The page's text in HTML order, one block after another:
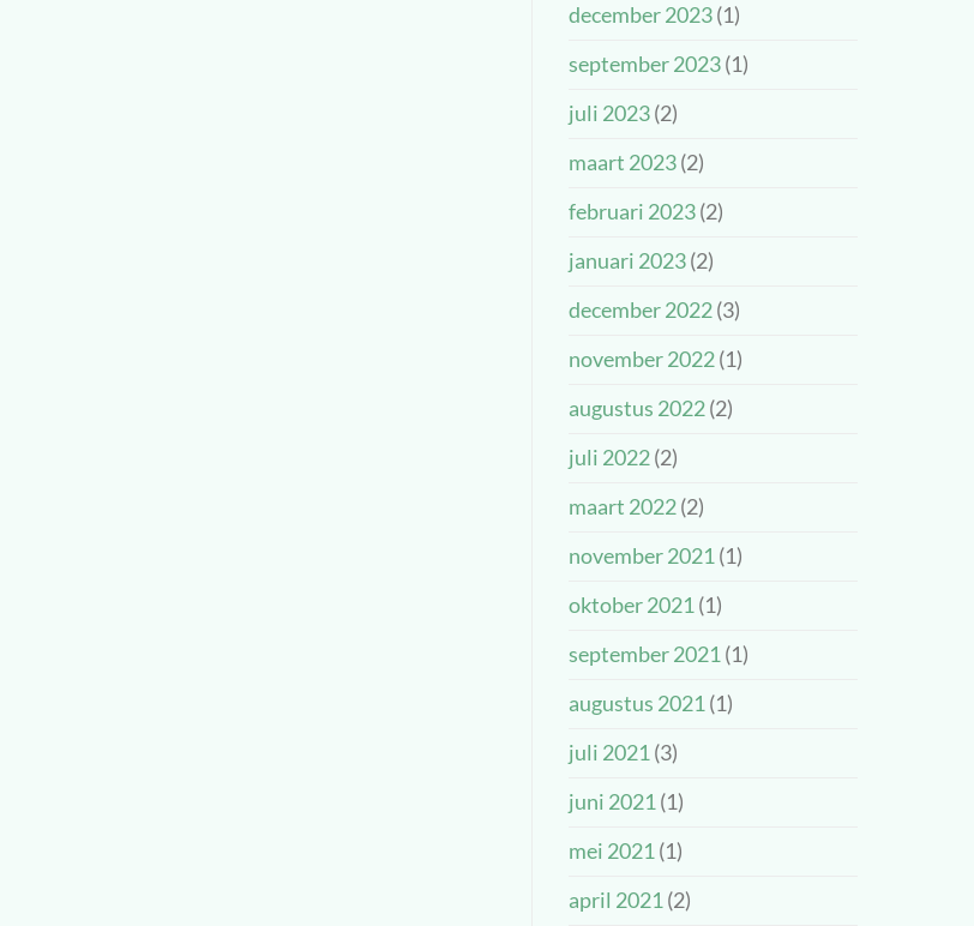
december 2023(1)
september 2023(1)
juli 2023(2)
maart 2023(2)
februari 2023(2)
januari 2023(2)
december 2022(3)
november 2022(1)
augustus 2022(2)
juli 2022(2)
maart 2022(2)
november 2021 (1)
oktober 2021 (1)
september 2021 (1)
augustus 2021 (1)
juli 2021 (3)
juni 2021 (1)
mei 2021 (1)
april 2021 (2)